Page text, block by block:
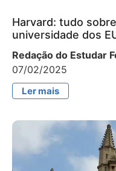
Harvard: tudo
universidade dos
Redação do Estudar
07/02/2025
Ler mais